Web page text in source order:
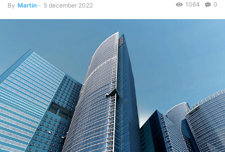
By Martin - 5 december 2022 0
1064